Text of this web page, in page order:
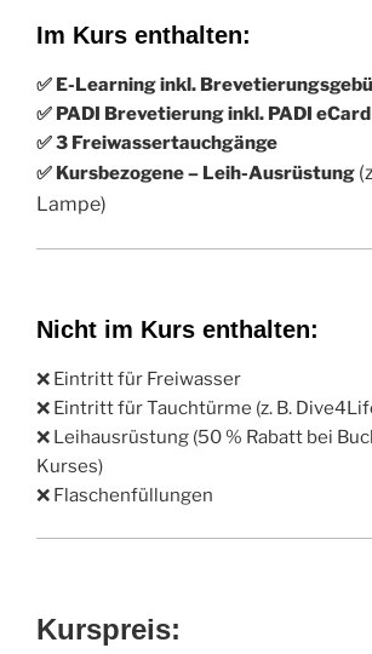
Im Kurs enthalten:
✅ E-Learning inkl.
✅ PADI Brevetierung inkl. PADI eCard
✅ 3 Freiwassertauchgänge
✅ Kursbezogene – Leih-Ausrüstung
Lampe)
Nicht im Kurs enthalten:
❌ Eintritt für Freiwasser
❌ Eintritt für Tauchtürme (z. B.
❌ Leihausrüstung (50 % Rabatt bei
Kurses)
❌ Flaschenfüllungen
Kurspreis: